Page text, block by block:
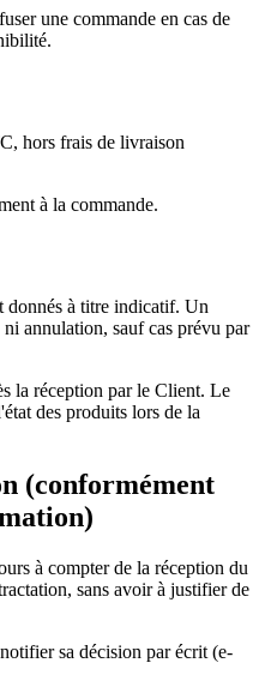
une commande en cas de
hors frais de livraison
à la commande.
donnés à titre indicatif. Un
annulation, sauf cas prévu par
la réception par le Client. Le
des produits lors de la
(conformément
à compter de la réception du
sans avoir à justifier de
sa décision par écrit (e-